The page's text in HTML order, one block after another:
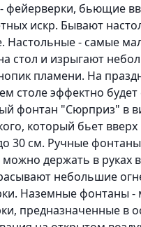
фейерверки, бьющие
искр. Бывают
Настольные - самые
стол и изрыгают
пламени. На
столе эффектно будет
фонтан "Сюрприз" в
который бьет
30 см. Ручные
держать в руках
небольшие
Наземные фонтаны
предназначенные в